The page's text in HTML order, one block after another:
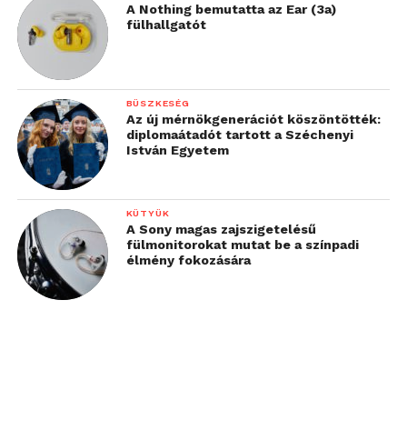
A Nothing bemutatta az Ear (3a)
fülhallgatót
BÜSZKESÉG
Az új mérnökgenerációt köszöntötték:
diplomaátadót tartott a Széchenyi
István Egyetem
KÜTYÜK
A Sony magas zajszigetelésű
fülmonitorokat mutat be a színpadi
élmény fokozására